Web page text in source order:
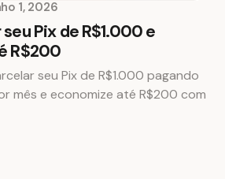
1, 2026
Pix de R$1.000 e
R$200
seu Pix de R$1.000 pagando
mês e economize até R$200 com